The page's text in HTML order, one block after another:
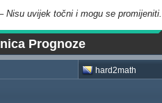
Nisu uvijek točni i mogu se promijeniti.
Prognoze
hard2math